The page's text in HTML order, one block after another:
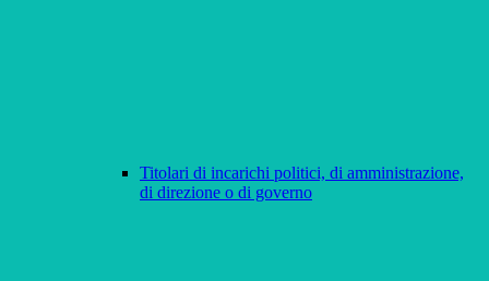
Titolari di incarichi politici, di amministrazione,
di direzione o di governo